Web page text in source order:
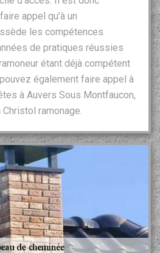
appel qu’à un
les compétences
de pratiques réussies
étant déjà compétent
également faire appel à
à Auvers Sous Montfaucon,
ramonage.